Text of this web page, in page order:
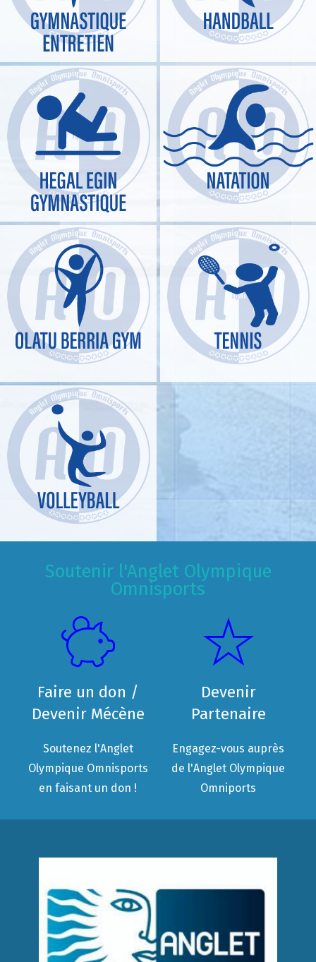
Soutenir l'Anglet Olympique
Omnisports
Faire un don /
Devenir Mécène
Soutenez l'Anglet
Olympique Omnisports
en faisant un don !
Devenir
Partenaire
Engagez-vous auprès
de l'Anglet Olympique
Omniports